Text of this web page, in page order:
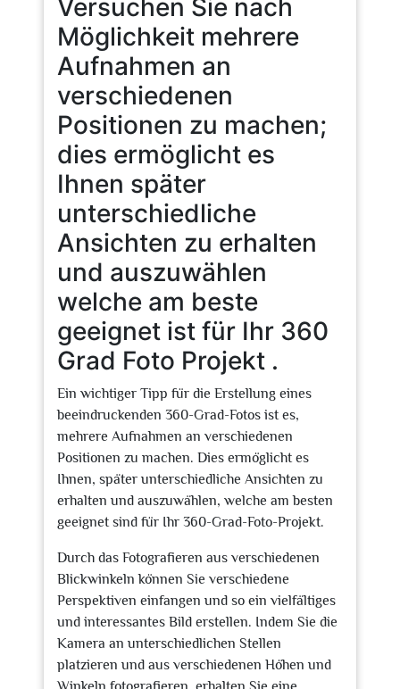
Versuchen Sie nach
Möglichkeit mehrere
Aufnahmen an
verschiedenen
Positionen zu machen;
dies ermöglicht es
Ihnen später
unterschiedliche
Ansichten zu erhalten
und auszuwählen
welche am beste
geeignet ist für Ihr 360
Grad Foto Projekt .
Ein wichtiger Tipp für die Erstellung eines
beeindruckenden 360-Grad-Fotos ist es,
mehrere Aufnahmen an verschiedenen
Positionen zu machen. Dies ermöglicht es
Ihnen, später unterschiedliche Ansichten zu
erhalten und auszuwählen, welche am besten
geeignet sind für Ihr 360-Grad-Foto-Projekt.
Durch das Fotografieren aus verschiedenen
Blickwinkeln können Sie verschiedene
Perspektiven einfangen und so ein vielfältiges
und interessantes Bild erstellen. Indem Sie die
Kamera an unterschiedlichen Stellen
platzieren und aus verschiedenen Höhen und